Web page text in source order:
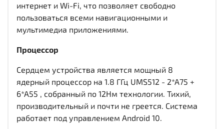
интернет и Wi-Fi, что позволяет свободно
пользоваться всеми навигационными и
мультимедиа приложениями.
Процессор
Сердцем устройства является мощный 8
ядерный процессор на 1.8 ГГц UMS512 - 2*A75 +
6*A55 , собранный по 12Нм технологии. Тихий,
производительный и почти не греется. Система
работает под управлением Android 10.